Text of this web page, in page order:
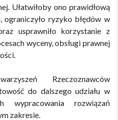
Ułatwiłoby ono prawidłową
ograniczyło ryzyko błędów w
usprawniło korzystanie z
wyceny, obsługi prawnej
Rzeczoznawców
do dalszego udziału w
wypracowania rozwiązań
zakresie.